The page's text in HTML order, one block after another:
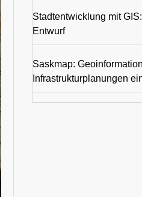
Stadtentwicklung mit
Entwurf
Saskmap:
Infrastrukturplanungen